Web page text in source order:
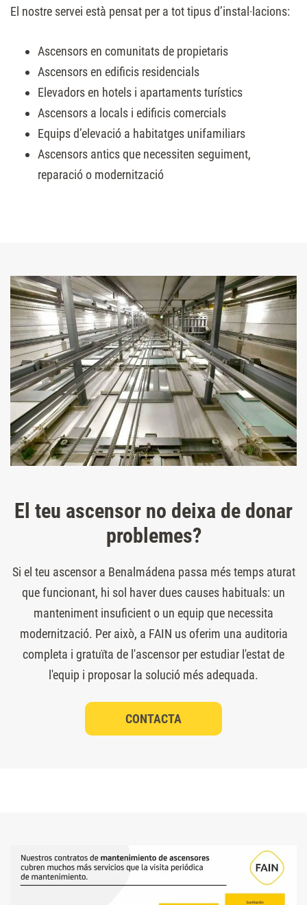
El nostre servei està pensat per a tot tipus d’instal·lacions:
Ascensors en comunitats de propietaris
Ascensors en edificis residencials
Elevadors en hotels i apartaments turístics
Ascensors a locals i edificis comercials
Equips d’elevació a habitatges unifamiliars
Ascensors antics que necessiten seguiment,
reparació o modernització
El teu ascensor no deixa de donar
problemes?
Si el teu ascensor a Benalmádena passa més temps aturat
que funcionant, hi sol haver dues causes habituals: un
manteniment insuficient o un equip que necessita
modernització. Per això, a FAIN us oferim una auditoria
completa i gratuïta de l'ascensor per estudiar l'estat de
l'equip i proposar la solució més adequada.
CONTACTA